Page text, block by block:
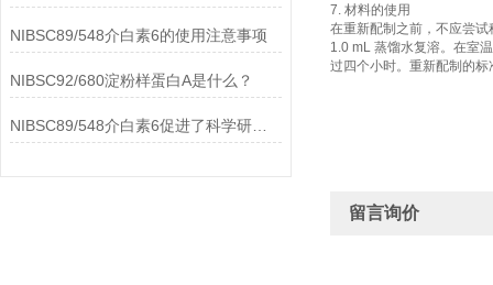
NIBSC89/548介白素6的使用注意事项
NIBSC92/680淀粉样蛋白A是什么？
NIBSC89/548介白素6促进了科学研究的进步
7. 材料的使用
在重新配制之前，不应尝
1.0 mL 蒸馏水复溶。在室
过四个小时。重新配制的
留言询价